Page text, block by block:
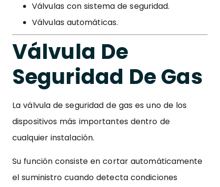
Válvulas con sistema de seguridad.
Válvulas automáticas.
Válvula De
Seguridad De Gas
La válvula de seguridad de gas es uno de los
dispositivos más importantes dentro de
cualquier instalación.
Su función consiste en cortar automáticamente
el suministro cuando detecta condiciones